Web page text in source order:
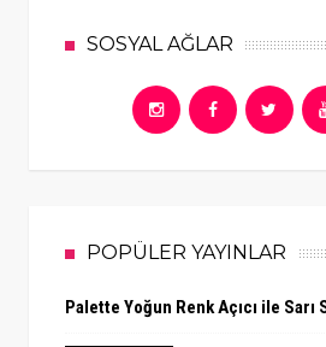
SOSYAL AĞLAR
POPÜLER YAYINLAR
Palette Yoğun Renk Açıcı ile Sarı